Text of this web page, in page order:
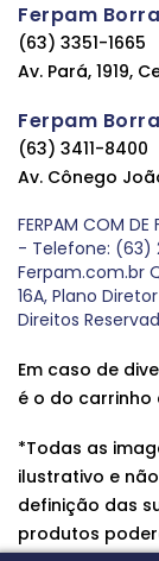
Ferpam
(63) 3351-1665
Av. Pará, 1919,
Ferpam
(63) 3411-8400
Av. Cônego
FERPAM COM DE
- Telefone: (63)
Ferpam.com.br
16A, Plano
Direitos
Em caso de
é o do carrinho
*Todas as
ilustrativo e
definição das
produtos